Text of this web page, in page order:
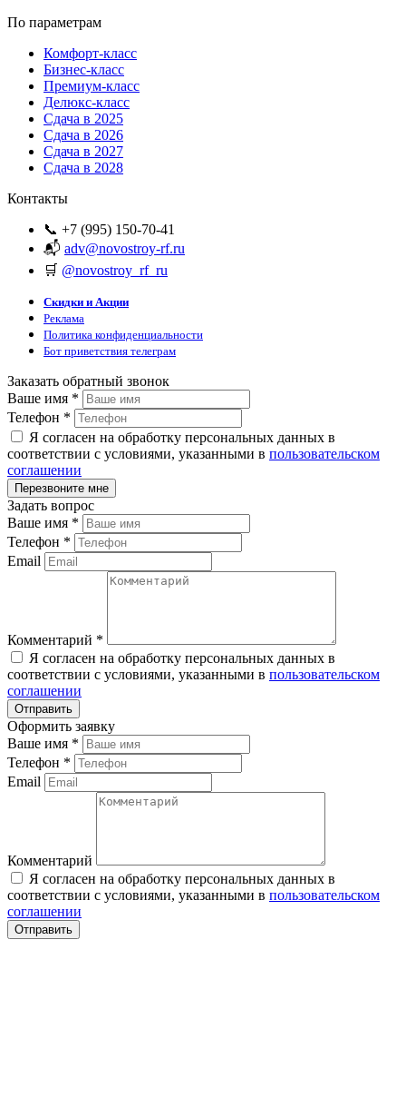
По параметрам
Комфорт-класс
Бизнес-класс
Премиум-класс
Делюкс-класс
Сдача в 2025
Сдача в 2026
Сдача в 2027
Сдача в 2028
Контакты
📞 +7 (995) 150-70-41
📬 adv@novostroy-rf.ru
🛒 @novostroy_rf_ru
Скидки и Акции
Реклама
Политика конфиденциальности
Бот приветствия телеграм
Заказать обратный звонок
Ваше имя *
Телефон *
Я согласен на обработку персональных данных в
соответствии с условиями, указанными в пользовательском
соглашении
Задать вопрос
Ваше имя *
Телефон *
Email
Комментарий *
Я согласен на обработку персональных данных в
соответствии с условиями, указанными в пользовательском
соглашении
Оформить заявку
Ваше имя *
Телефон *
Email
Комментарий
Я согласен на обработку персональных данных в
соответствии с условиями, указанными в пользовательском
соглашении